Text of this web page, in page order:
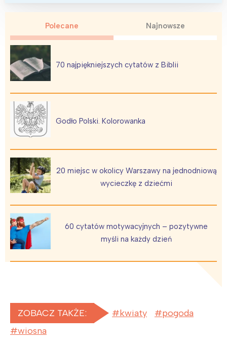
Polecane Najnowsze
70 najpiękniejszych cytatów z Biblii
Godło Polski. Kolorowanka
20 miejsc w okolicy Warszawy na jednodniową
wycieczkę z dziećmi
60 cytatów motywacyjnych – pozytywne
myśli na każdy dzień
ZOBACZ TAKŻE: kwiaty
pogoda
wiosna
Interesują mnie wydarzenia z
tego regionu:
Warszawa
Trójmiasto
Poznań
Wrocław
Północ
Wszystkie